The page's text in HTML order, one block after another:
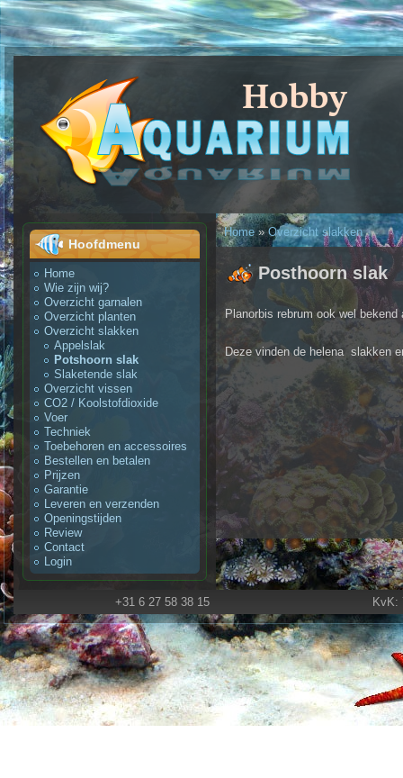
Hoofdmenu
Home
Wie zijn wij?
Overzicht garnalen
Overzicht planten
Overzicht slakken
Appelslak
Potshoorn slak
Slaketende slak
Overzicht vissen
CO2 / Koolstofdioxide
Voer
Techniek
Toebehoren en accessoires
Bestellen en betalen
Prijzen
Garantie
Leveren en verzenden
Openingstijden
Review
Contact
Login
U bent hier
Home»Overzicht slakken
Posthoorn slak
Planorbis rebrum ook wel
Deze vinden de helena slakken
+31 6 27 58 38 15 KvK: